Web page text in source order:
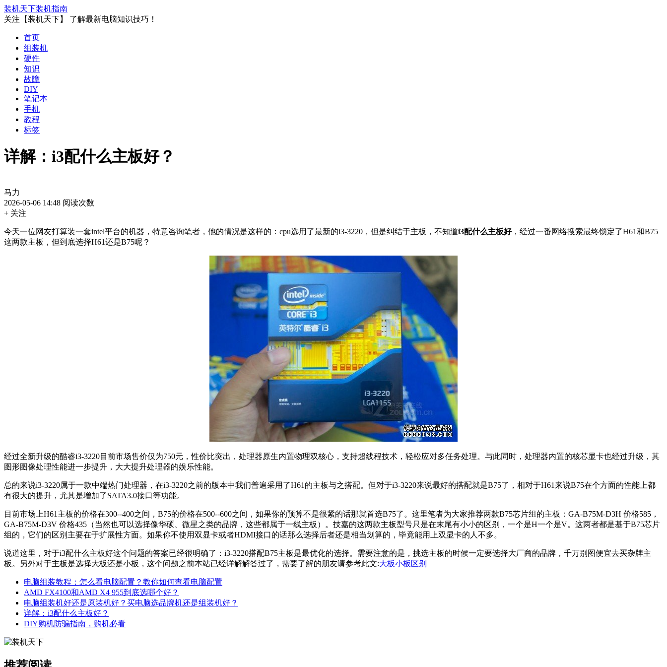
装机天下装机指南
关注【装机天下】 了解最新电脑知识技巧！
首页
组装机
硬件
知识
故障
DIY
笔记本
手机
教程
标签
详解：i3配什么主板好？
马力
2026-05-06 14:48 阅读次数
+ 关注
今天一位网友打算装一套intel平台的机器，特意咨询笔者，他的情况是这样的：cpu选用了最新的i3-3220，但是纠结于主板，不知道i3配什么主板好，经过一番网络搜索最终锁定了H61和B75
这两款主板，但到底选择H61还是B75呢？
经过全新升级的酷睿i3-3220目前市场售价仅为750元，性价比突出，处理器原生内置物理双核心，支持超线程技术，轻松应对多任务处理。与此同时，处理器内置的核芯显卡也经过升级，其
图形图像处理性能进一步提升，大大提升处理器的娱乐性能。
总的来说i3-3220属于一款中端热门处理器，在i3-3220之前的版本中我们普遍采用了H61的主板与之搭配。但对于i3-3220来说最好的搭配就是B75了，相对于H61来说B75在个方面的性能上都
有很大的提升，尤其是增加了SATA3.0接口等功能。
目前市场上H61主板的价格在300--400之间，B75的价格在500--600之间，如果你的预算不是很紧的话那就首选B75了。这里笔者为大家推荐两款B75芯片组的主板：GA-B75M-D3H 价格585，
GA-B75M-D3V 价格435（当然也可以选择像华硕、微星之类的品牌，这些都属于一线主板）。技嘉的这两款主板型号只是在末尾有小小的区别，一个是H一个是V。这两者都是基于B75芯片
组的，它们的区别主要在于扩展性方面。如果你不使用双显卡或者HDMI接口的话那么选择后者还是相当划算的，毕竟能用上双显卡的人不多。
说道这里，对于i3配什么主板好这个问题的答案已经很明确了：i3-3220搭配B75主板是最优化的选择。需要注意的是，挑选主板的时候一定要选择大厂商的品牌，千万别图便宜去买杂牌主
板。另外对于主板是选择大板还是小板，这个问题之前本站已经详解解答过了，需要了解的朋友请参考此文:大板小板区别
电脑组装教程：怎么看电脑配置？教你如何查看电脑配置
AMD FX4100和AMD X4 955到底选哪个好？
电脑组装机好还是原装机好？买电脑选品牌机还是组装机好？
详解：i3配什么主板好？
DIY购机防骗指南，购机必看